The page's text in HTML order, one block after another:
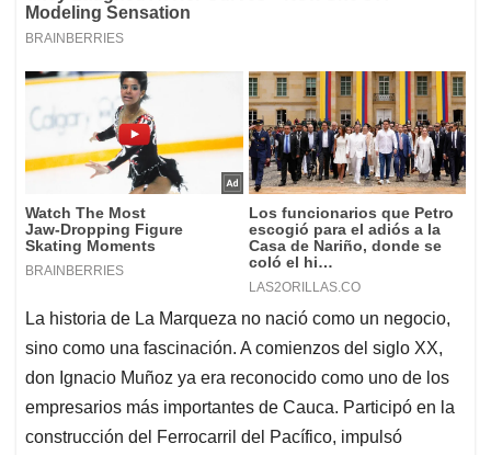
La historia de La Marqueza no nació como un negocio,
sino como una fascinación. A comienzos del siglo XX,
don Ignacio Muñoz ya era reconocido como uno de los
empresarios más importantes de Cauca. Participó en la
construcción del Ferrocarril del Pacífico, impulsó